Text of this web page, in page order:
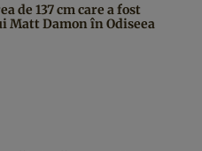
de 137 cm care a fost
Matt Damon în Odiseea